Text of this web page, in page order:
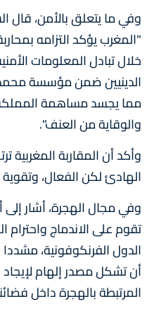
وفي ما يتعلق بالأمن، قال
"المغرب يؤكد التزامه
خلال تبادل المعلومات
الدينيين ضمن مؤسسة محمد
مما يجسد مساهمة
والوقاية من العنف".
وأكد أن المقاربة المغربية
الهادئ لكن الفعال، وتقوية
وفي مجال الهجرة، أشار
تقوم على الاندماج واحترام
الدول الفرنكوفونية،
أن تشكل مصدر إلهام
المرتبطة بالهجرة داخل